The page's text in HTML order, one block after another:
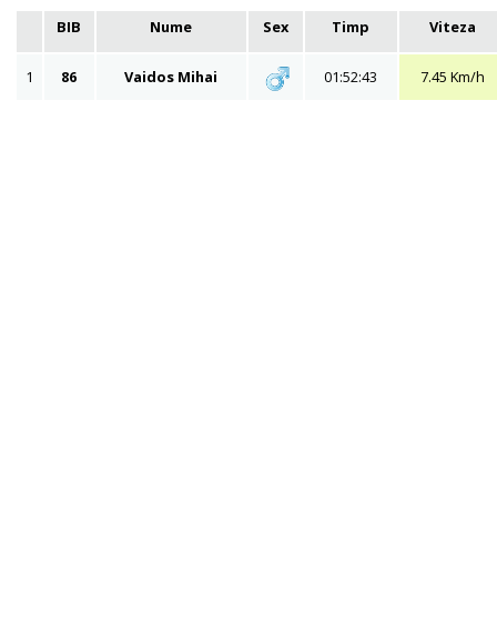
BIB Nume Sex Timp Viteza
1 86 Vaidos Mihai 01:52:43 7.45 Km/h